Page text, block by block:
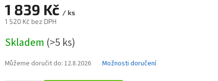
1 839 Kč / ks
1 520 Kč bez DPH
cena:
Skladem (>5 ks)
Můžeme doručit do: 12.8.2026 Možnosti doručení